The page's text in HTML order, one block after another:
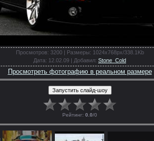
Просмотров: 3200 | Размеры: 1024x768px/338.1Kb
Дата: 12.02.09 | Добавил: Stone_Cold
Просмотреть фотографию в реальном размере
Рейтинг: 0.0/0